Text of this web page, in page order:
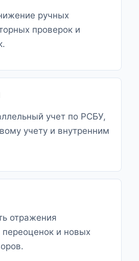
ручных
проверок и
учет по РСБУ,
учету и внутренним
отражения
и новых